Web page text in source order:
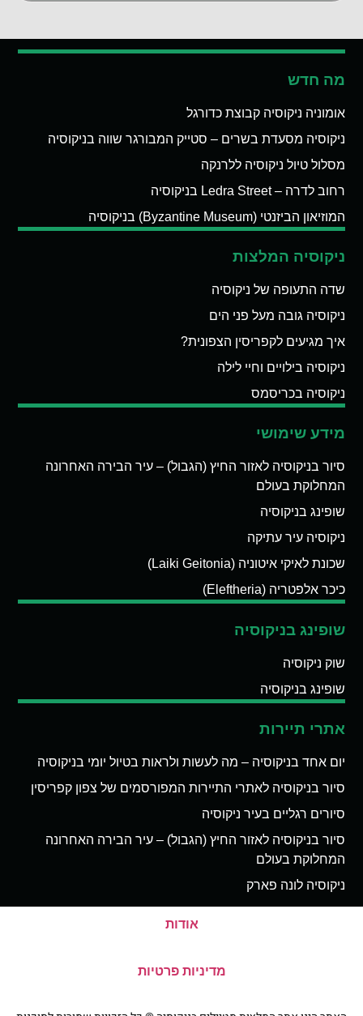
מה חדש
אומוניה ניקוסיה קבוצת כדורגל
ניקוסיה מסעדת בשרים – סטייק המבורגר שווה בניקוסיה
מסלול טיול ניקוסיה ללרנקה
רחוב לדרה – Ledra Street בניקוסיה
המוזיאון הביזנטי (Byzantine Museum) בניקוסיה
ניקוסיה המלצות
שדה התעופה של ניקוסיה
ניקוסיה גובה מעל פני הים
איך מגיעים לקפריסין הצפונית?
ניקוסיה בילויים וחיי לילה
ניקוסיה בכריסמס
מידע שימושי
סיור בניקוסיה לאזור החיץ (הגבול) – עיר הבירה האחרונה
המחלוקת בעולם
שופינג בניקוסיה
ניקוסיה עיר עתיקה
שכונת לאיקי איטוניה (Laiki Geitonia)
כיכר אלפטריה (Eleftheria)
שופינג בניקוסיה
שוק ניקוסיה
שופינג בניקוסיה
אתרי תיירות
יום אחד בניקוסיה – מה לעשות ולראות בטיול יומי בניקוסיה
סיור בניקוסיה לאתרי התיירות המפורסמים של צפון קפריסין
סיורים רגליים בעיר ניקוסיה
סיור בניקוסיה לאזור החיץ (הגבול) – עיר הבירה האחרונה
המחלוקת בעולם
ניקוסיה לונה פארק
אודות
מדיניות פרטיות